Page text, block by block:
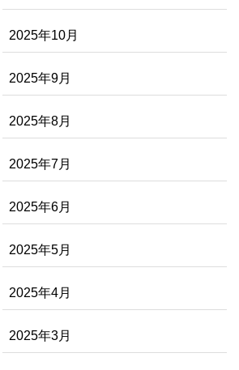
2025年10月
2025年9月
2025年8月
2025年7月
2025年6月
2025年5月
2025年4月
2025年3月